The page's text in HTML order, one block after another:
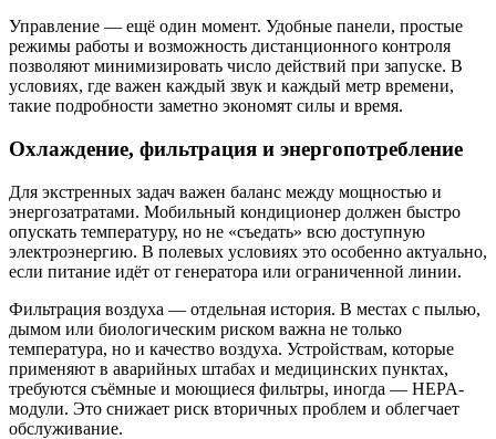
Управление — ещё один момент. Удобные панели, простые
режимы работы и возможность дистанционного контроля
позволяют минимизировать число действий при запуске. В
условиях, где важен каждый звук и каждый метр времени,
такие подробности заметно экономят силы и время.
Охлаждение, фильтрация и энергопотребление
Для экстренных задач важен баланс между мощностью и
энергозатратами. Мобильный кондиционер должен быстро
опускать температуру, но не «съедать» всю доступную
электроэнергию. В полевых условиях это особенно актуально,
если питание идёт от генератора или ограниченной линии.
Фильтрация воздуха — отдельная история. В местах с пылью,
дымом или биологическим риском важна не только
температура, но и качество воздуха. Устройствам, которые
применяют в аварийных штабах и медицинских пунктах,
требуются съёмные и моющиеся фильтры, иногда — HEPA-
модули. Это снижает риск вторичных проблем и облегчает
обслуживание.